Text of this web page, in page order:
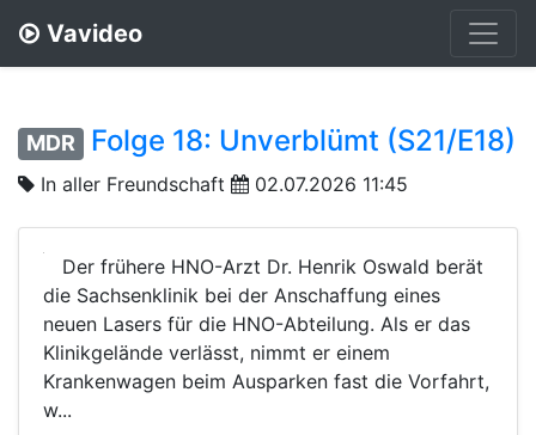
Vavideo
MDR Folge 18: Unverblümt (S21/E18)
In aller Freundschaft 02.07.2026 11:45
Der frühere HNO-Arzt Dr. Henrik Oswald berät
die Sachsenklinik bei der Anschaffung eines
neuen Lasers für die HNO-Abteilung. Als er das
Klinikgelände verlässt, nimmt er einem
Krankenwagen beim Ausparken fast die Vorfahrt,
w...